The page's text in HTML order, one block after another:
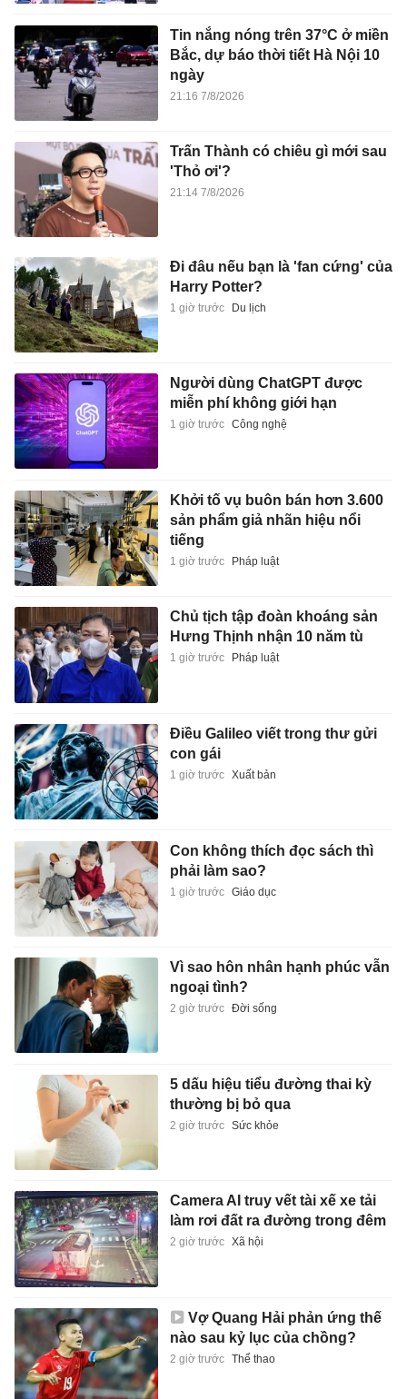
Tin nắng nóng trên 37°C ở miền
Bắc, dự báo thời tiết Hà Nội 10
ngày
21:16 7/8/2026
Trấn Thành có chiêu gì mới sau
'Thỏ ơi'?
21:14 7/8/2026
Đi đâu nếu bạn là 'fan cứng' của
Harry Potter?
1 giờ trước Du lịch
Người dùng ChatGPT được
miễn phí không giới hạn
1 giờ trước Công nghệ
Khởi tố vụ buôn bán hơn 3.600
sản phẩm giả nhãn hiệu nổi
tiếng
1 giờ trước Pháp luật
Chủ tịch tập đoàn khoáng sản
Hưng Thịnh nhận 10 năm tù
1 giờ trước Pháp luật
Điều Galileo viết trong thư gửi
con gái
1 giờ trước Xuất bản
Con không thích đọc sách thì
phải làm sao?
1 giờ trước Giáo dục
Vì sao hôn nhân hạnh phúc vẫn
ngoại tình?
2 giờ trước Đời sống
5 dấu hiệu tiểu đường thai kỳ
thường bị bỏ qua
2 giờ trước Sức khỏe
Camera AI truy vết tài xế xe tải
làm rơi đất ra đường trong đêm
2 giờ trước Xã hội
Vợ Quang Hải phản ứng thế
nào sau kỷ lục của chồng?
2 giờ trước Thể thao